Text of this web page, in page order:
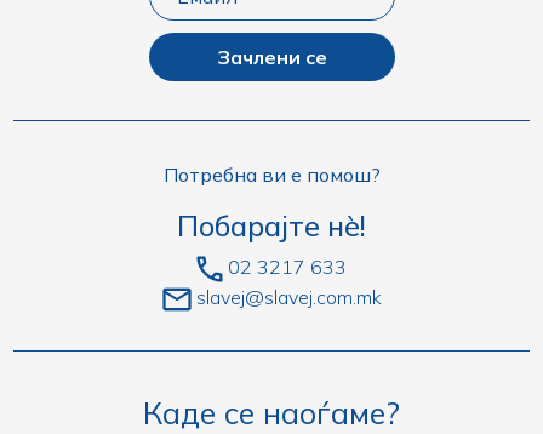
Зачлени се
Потребна ви е помош?
Побарајте нè!
02 3217 633
slavej@slavej.com.mk
Каде се наоѓаме?